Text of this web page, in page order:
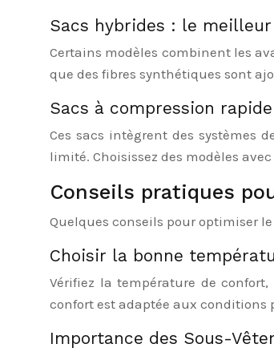
Sacs hybrides : le
Certains modèles combinent les
que des fibres synthétiques sont
Sacs à compression
Ces sacs intègrent des systèmes
limité. Choisissez des modèles
Conseils pratiques
Quelques conseils pour optimiser
Choisir la bonne
Vérifiez la température de
confort est adaptée aux conditions
Importance des Sous-